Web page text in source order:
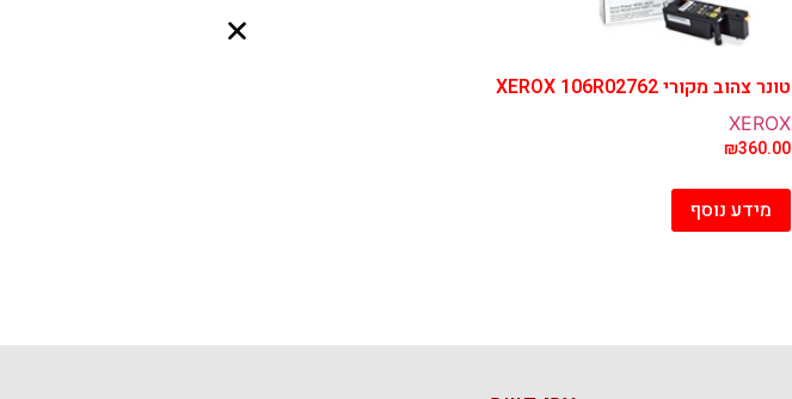
טונר צהוב מקורי XEROX 106R02762
XEROX
₪360.00
מידע נוסף